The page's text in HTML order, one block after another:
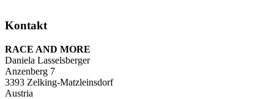
Kontakt
RACE AND MORE
Daniela Lasselsberger
Anzenberg 7
3393 Zelking-Matzleinsdorf
Austria